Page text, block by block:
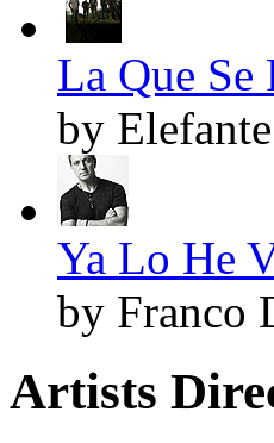
La Que Se
by Elefante
Ya Lo He
by Franco
Artists